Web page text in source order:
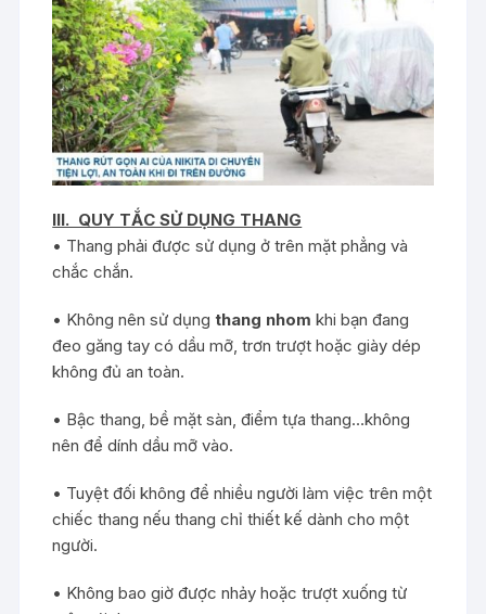
III. QUY TẮC SỬ DỤNG THANG
• Thang phải được sử dụng ở trên mặt phẳng và
chắc chắn.
• Không nên sử dụngthang nhom khi bạn đang
đeo găng tay có dầu mỡ, trơn trượt hoặc giày dép
không đủ an toàn.
• Bậc thang, bề mặt sàn, điểm tựa thang…không
nên để dính dầu mỡ vào.
• Tuyệt đối không để nhiều người làm việc trên một
chiếc thang nếu thang chỉ thiết kế dành cho một
người.
• Không bao giờ được nhảy hoặc trượt xuống từ